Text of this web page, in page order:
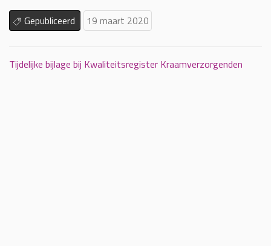
Gepubliceerd 19 maart 2020
Tijdelijke bijlage bij Kwaliteitsregister Kraamverzorgenden